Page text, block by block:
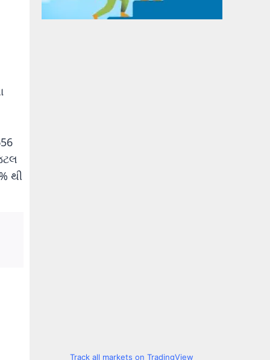
થી
Track all markets on TradingView